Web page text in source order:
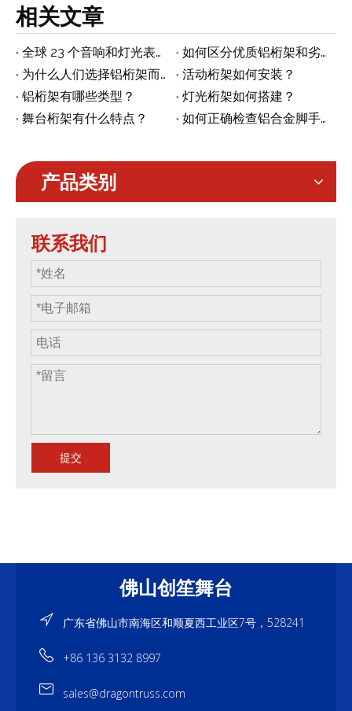
相关文章
全球 23 个音响和灯光表演和展览列表
如何区分优质铝桁架和劣质铝桁架
为什么人们选择铝桁架而不是铁桁架
活动桁架如何安装？
铝桁架有哪些类型？
灯光桁架如何搭建？
舞台桁架有什么特点？
如何正确检查铝合金脚手架塔
产品类别
联系我们
提交
佛山创笙舞台
广东省佛山市南海区和顺夏西工业区7号，528241
+86 136 3132 8997
sales@dragontruss.com